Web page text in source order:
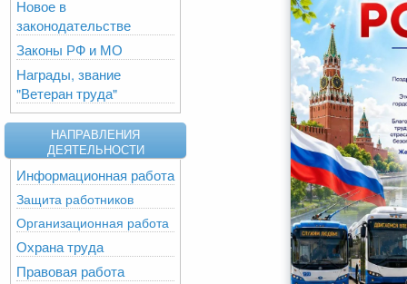
Новое в
законодательстве
Законы РФ и МО
Награды, звание
"Ветеран труда"
НАПРАВЛЕНИЯ
ДЕЯТЕЛЬНОСТИ
Информационная работа
Защита работников
Организационная работа
Охрана труда
Правовая работа